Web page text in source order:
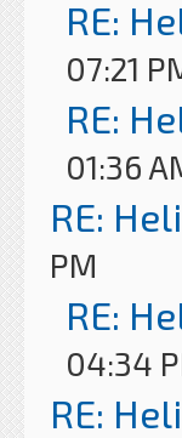
RE:
07:21
RE:
01:36
RE:
PM
RE:
04:34
RE: